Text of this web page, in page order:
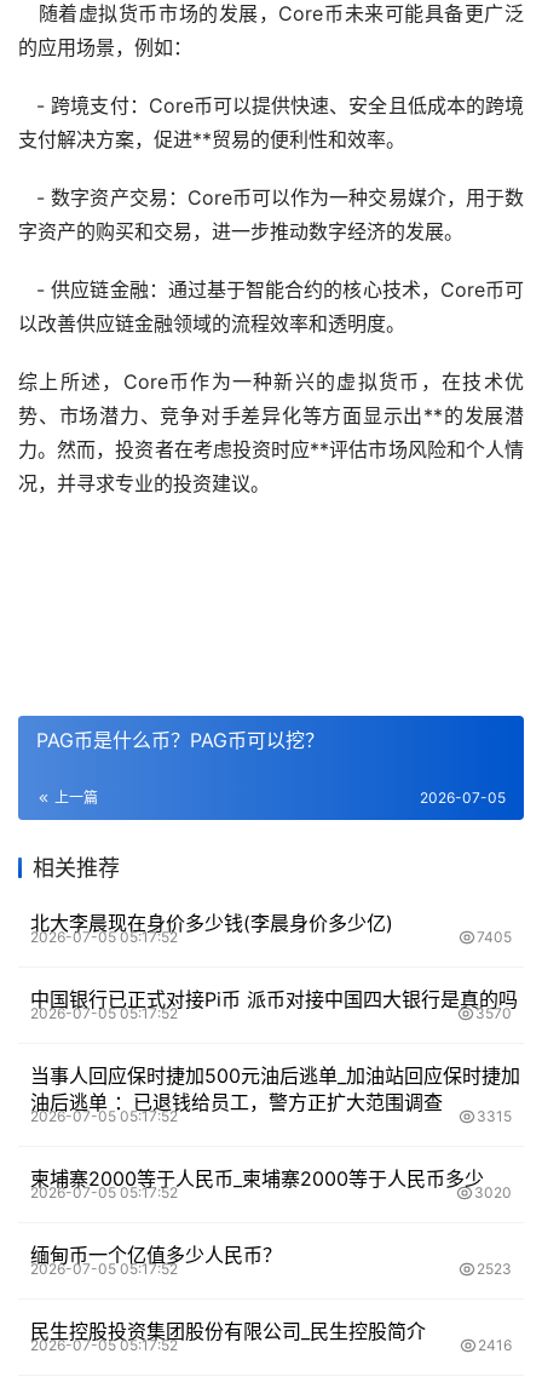
随着虚拟货币市场的发展，Core币未来可能具备更广泛
的应用场景，例如：
- 跨境支付：Core币可以提供快速、安全且低成本的跨境
支付解决方案，促进**贸易的便利性和效率。
- 数字资产交易：Core币可以作为一种交易媒介，用于数
字资产的购买和交易，进一步推动数字经济的发展。
- 供应链金融：通过基于智能合约的核心技术，Core币可
以改善供应链金融领域的流程效率和透明度。
综上所述，Core币作为一种新兴的虚拟货币，在技术优
势、市场潜力、竞争对手差异化等方面显示出**的发展潜
力。然而，投资者在考虑投资时应**评估市场风险和个人情
况，并寻求专业的投资建议。
PAG币是什么币？PAG币可以挖？
上一篇 2026-07-05
相关推荐
北大李晨现在身价多少钱(李晨身价多少亿)
2026-07-05 05:17:52 7405
中国银行已正式对接Pi币 派币对接中国四大银行是真的吗
2026-07-05 05:17:52 3570
当事人回应保时捷加500元油后逃单_加油站回应保时捷加
油后逃单 ：已退钱给员工，警方正扩大范围调查
2026-07-05 05:17:52 3315
柬埔寨2000等于人民币_柬埔寨2000等于人民币多少
2026-07-05 05:17:52 3020
缅甸币一个亿值多少人民币？
2026-07-05 05:17:52 2523
民生控股投资集团股份有限公司_民生控股简介
2026-07-05 05:17:52 2416